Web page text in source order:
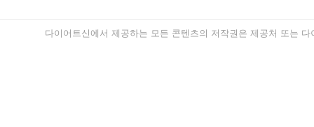
다이어트신에서 제공하는 모든 콘텐츠의 저작권은 제공처 또는